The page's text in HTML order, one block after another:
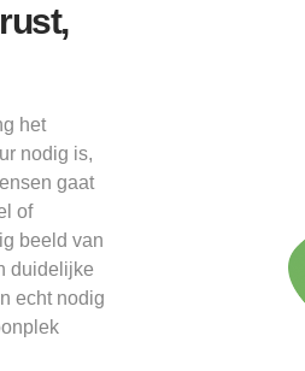
het
nodig is,
gaat
of
beeld van
duidelijke
echt nodig